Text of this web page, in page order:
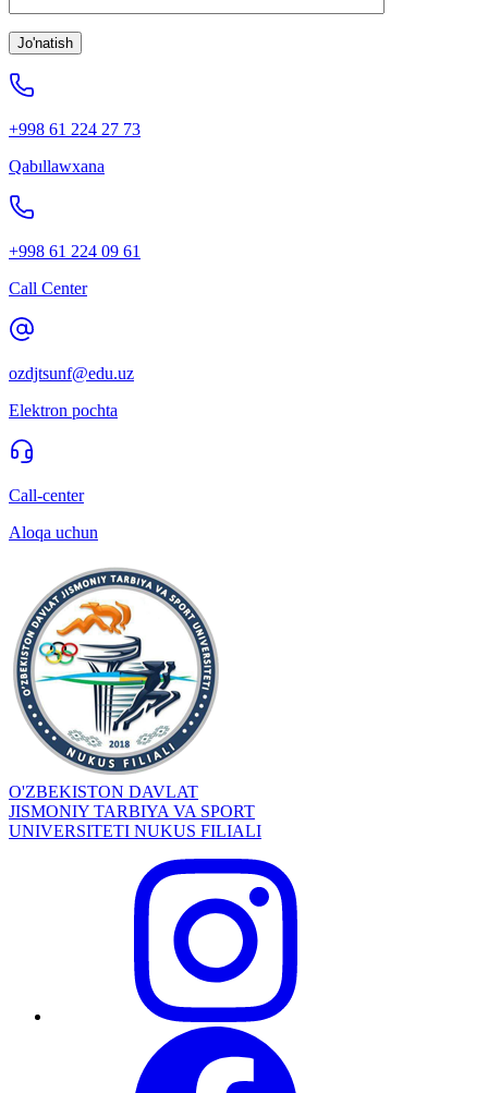
+998 61 224 27 73
Qabıllawxana
+998 61 224 09 61
Call Center
ozdjtsunf@edu.uz
Elektron pochta
Call-center
Aloqa uchun
O'ZBEKISTON DAVLAT
JISMONIY TARBIYA VA SPORT
UNIVERSITETI NUKUS FILIALI